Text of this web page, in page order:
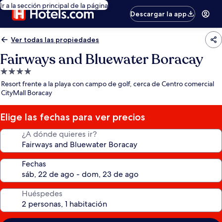
Ir a la sección principal de la página
Descargar la app
Ver todas las propiedades
Fairways and Bluewater Boracay
Propiedad
de
4.0
estrellas
Resort frente a la playa con campo de golf, cerca de Centro comercial
CityMall Boracay
Elige las fechas para ver precios
¿A dónde quieres ir?
Fechas
Huéspedes